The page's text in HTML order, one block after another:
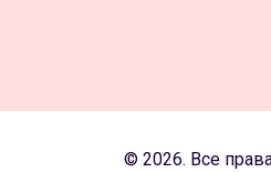
© 2026. Все